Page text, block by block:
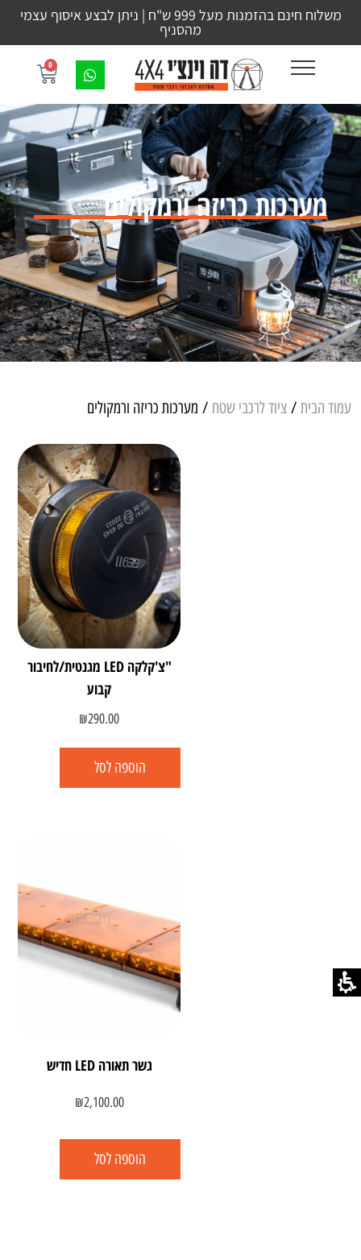
משלוח חינם בהזמנות מעל 999 ש"ח | ניתן לבצע איסוף עצמי
מהסניף
0
מערכות כריזה ורמקולים
עמוד הבית / ציוד לרכבי שטח / מערכות כריזה ורמקולים
"צ'קלקה LED מגנטית/לחיבור
קבוע
₪290.00
הוספה לסל
גשר תאורה LED חדיש
₪2,100.00
הוספה לסל